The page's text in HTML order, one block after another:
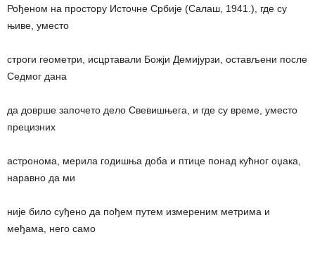
Рођеном на простору Источне Србије (Салаш, 1941.), где су
њиве, уместо
строги геометри, исцртавали Божји Демијурзи, остављени после
Седмог дана
да доврше започето дело Свевишњега, и где су време, уместо
прецизних
астронома, мерила годишња доба и птице понад кућног оџака,
наравно да ми
није било суђено да пођем путем измереним метрима и
међама, него само